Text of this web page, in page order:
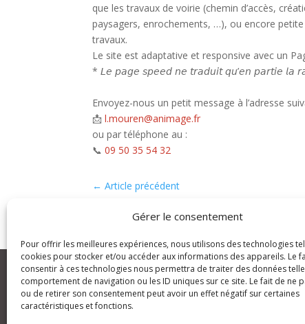
Gérer le consentement
Pour offrir les meilleures expériences, nous utilisons des technologies
cookies pour stocker et/ou accéder aux informations des appareils. Le
consentir à ces technologies nous permettra de traiter des données
comportement de navigation ou les ID uniques sur ce site. Le fait de ne
ou de retirer son consentement peut avoir un effet négatif sur certaines
caractéristiques et fonctions.
que les travaux de voirie (chemin d’accès,
paysagers, enrochements, …), ou encore
travaux.
Le site est adaptative et responsive avec un
* 𝘓𝘦 𝘱𝘢𝘨𝘦 𝘴𝘱𝘦𝘦𝘥 𝘯𝘦 𝘵𝘳𝘢𝘥𝘶𝘪𝘵 𝘲𝘶’𝘦𝘯 𝘱𝘢𝘳𝘵𝘪𝘦 𝘭𝘢
Envoyez-nous un petit message à l’adresse
📩l.mouren@animage.fr
ou par téléphone au :
📞09 50 35 54 32
←Article précédent